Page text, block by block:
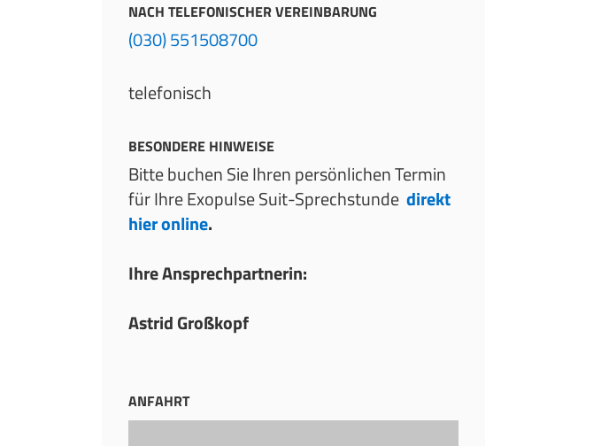
NACH TELEFONISCHER VEREINBARUNG
(030) 551508700
telefonisch
BESONDERE HINWEISE
Bitte buchen Sie Ihren persönlichen Termin
für Ihre Exopulse Suit-Sprechstunde direkt
hier online.
Ihre Ansprechpartnerin:
Astrid Großkopf
ANFAHRT